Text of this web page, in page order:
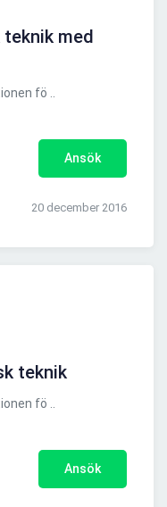
med
fö ..
Ansök
20 december 2016
teknik
fö ..
Ansök